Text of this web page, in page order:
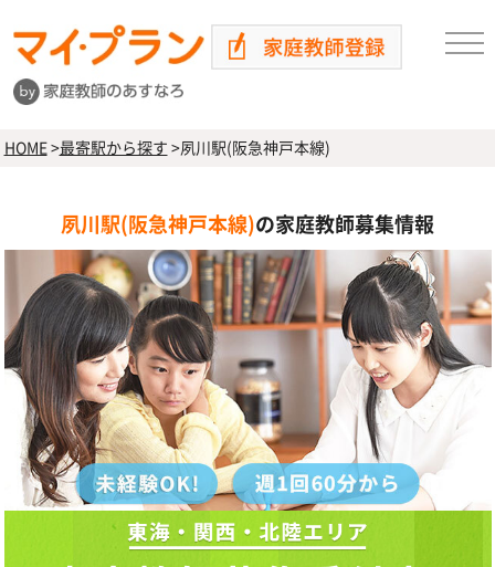
HOME>最寄駅から探す >夙川駅(阪急神戸本線)
夙川駅(阪急神戸本線)の家庭教師募集情報